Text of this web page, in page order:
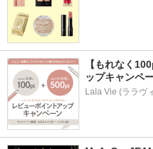
【もれなく
ップキャンペ
Lala Vie (ララヴ